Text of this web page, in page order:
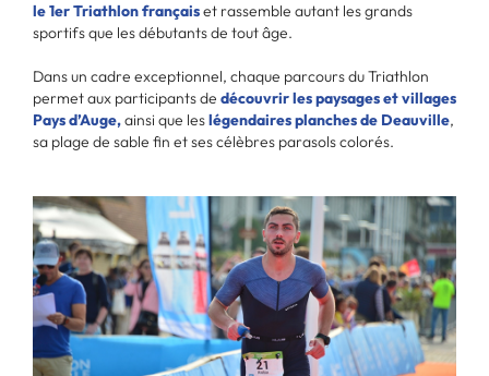
le 1er Triathlon françaiset rassemble autant les grands
sportifs que les débutants de tout âge.
Dans un cadre exceptionnel, chaque parcours du Triathlon
permet aux participants de découvrir les paysages et villages
Pays d’Auge,ainsi que leslégendaires planches de Deauville,
sa plage de sable fin et ses célèbres parasols colorés.